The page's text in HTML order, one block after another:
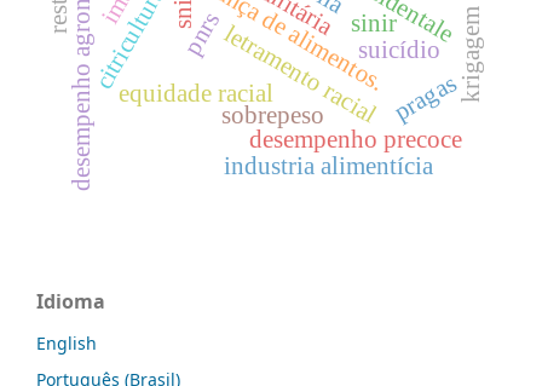
equidade racialletramento racial
citricultura
desempenho precoce
desempenho agronômico pragas
sobrepeso
krigagem
industria alimentícia
pnrs
snis sinir
suicídio
Idioma
English
Português (Brasil)